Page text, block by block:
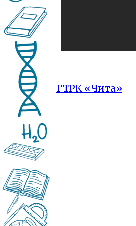
ГТРК «Чита»